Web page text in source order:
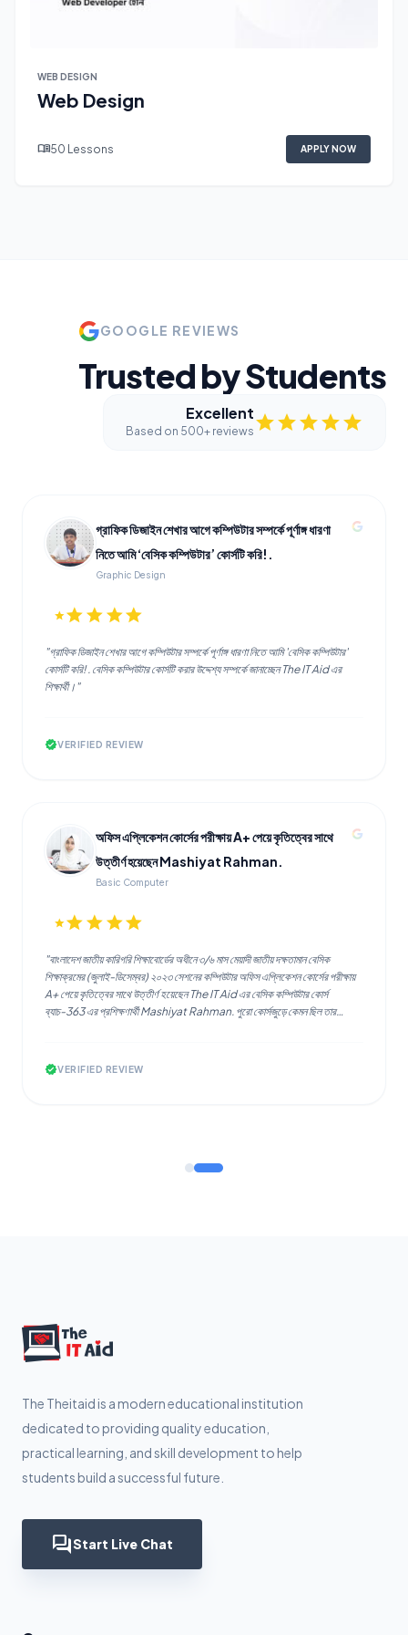
WEB DESIGN
Web Design
menu_book50 Lessons APPLY NOW
GOOGLE REVIEWS
Trusted by Students
Excellent
Based on 500+ reviews starstarstarstarstar
গ্রাফিক ডিজাইন শেখার আগে কম্পিউটার সম্পর্কে পূর্ণাঙ্গ ধারণা
নিতে আমি ‘বেসিক কম্পিউটার’ কোর্সটি করি!.
Graphic Design
starstarstarstarstar
"গ্রাফিক ডিজাইন শেখার আগে কম্পিউটার সম্পর্কে পূর্ণাঙ্গ ধারণা নিতে আমি 'বেসিক কম্পিউটার'
কোর্সটি করি! . বেসিক কম্পিউটার কোর্সটি করার উদ্দেশ্য সম্পর্কে জানাচ্ছেন The IT Aid এর
শিক্ষার্থী।"
verifiedVERIFIED REVIEW
অফিস এপ্লিকেশন কোর্সের পরীক্ষায় A+ পেয়ে কৃতিত্বের সাথে
উত্তীর্ণ হয়েছেন Mashiyat Rahman.
Basic Computer
starstarstarstarstar
"বাংলাদেশ জাতীয় কারিগরি শিক্ষাবোর্ডের অধীনে ৩/৬ মাস মেয়াদী জাতীয় দক্ষতামান বেসিক
শিক্ষাক্রমের (জুলাই-ডিসেম্বর) ২০২৩ সেশনের কম্পিউটার অফিস এপ্লিকেশন কোর্সের পরীক্ষায়
A+ পেয়ে কৃতিত্বের সাথে উত্তীর্ণ হয়েছেন The IT Aid এর বেসিক কম্পিউটার কোর্স
ব্যাচ-363 এর প্রশিক্ষণার্থী Mashiyat Rahman. পুরো কোর্সজুড়ে কেমন ছিল তার
verifiedVERIFIED REVIEW
The Theitaid is a modern educational institution
dedicated to providing quality education,
practical learning, and skill development to help
students build a successful future.
forumStart Live Chat